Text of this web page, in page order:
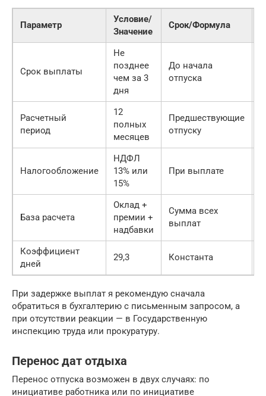
Параметр
Условие/
Значение
Срок/Формула
Срок выплаты
Не
позднее
чем за 3
дня
До начала
отпуска
Расчетный
период
12
полных
месяцев
Предшествующие
отпуску
Налогообложение
НДФЛ
13% или
15%
При выплате
База расчета
Оклад +
премии +
надбавки
Сумма всех
выплат
Коэффициент
дней
29,3 Константа
При задержке выплат я рекомендую сначала
обратиться в бухгалтерию с письменным запросом, а
при отсутствии реакции — в Государственную
инспекцию труда или прокуратуру.
Перенос дат отдыха
Перенос отпуска возможен в двух случаях: по
инициативе работника или по инициативе